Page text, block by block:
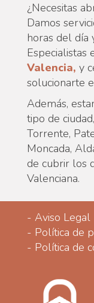
¿Necesitas
Damos
horas del día
Especialistas
Valencia, y
solucionarte
Además,
tipo de
Torrente,
Moncada,
de cubrir los
Valenciana.
- Aviso Legal
- Política de
- Política de